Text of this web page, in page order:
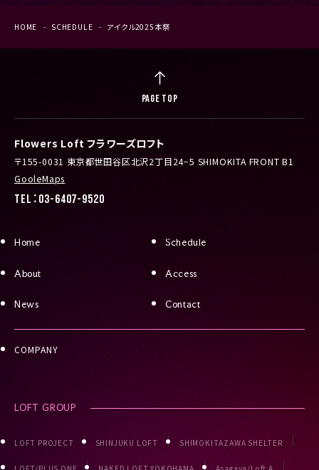
HOME SCHEDULE アイクル2025本祭
Flowers Loft フラワーズロフト
〒155-0031 東京都世田谷区北沢2丁目24−5 SHIMOKITA FRONT B1
GooleMaps
TEL：03-6407-9520
Home Schedule
About Access
News Contact
COMPANY
LOFT GROUP
LOFT PROJECT SHINJUKU LOFT SHIMOKITAZAWA SHELTER
PAGE TOP